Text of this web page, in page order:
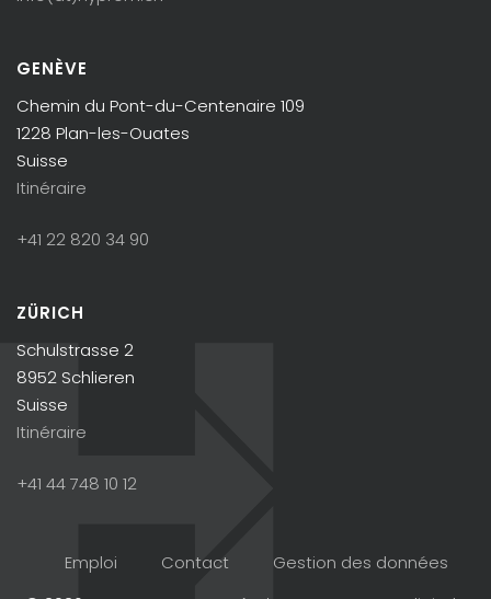
GENÈVE
Chemin du Pont-du-Centenaire 109
1228 Plan-les-Ouates
Suisse
Itinéraire
+41 22 820 34 90
ZÜRICH
Schulstrasse 2
8952 Schlieren
Suisse
Itinéraire
+41 44 748 10 12
Emploi Contact
Gestion des données